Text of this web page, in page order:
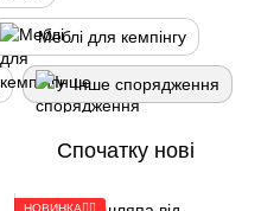
Меблі для кемпінгу
Інше спорядження
Спочатку нові
НОВИНКА🚴‍♂️